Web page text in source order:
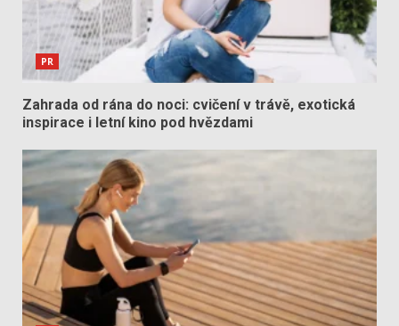
PR
Zahrada od rána do noci: cvičení v trávě, exotická
inspirace i letní kino pod hvězdami